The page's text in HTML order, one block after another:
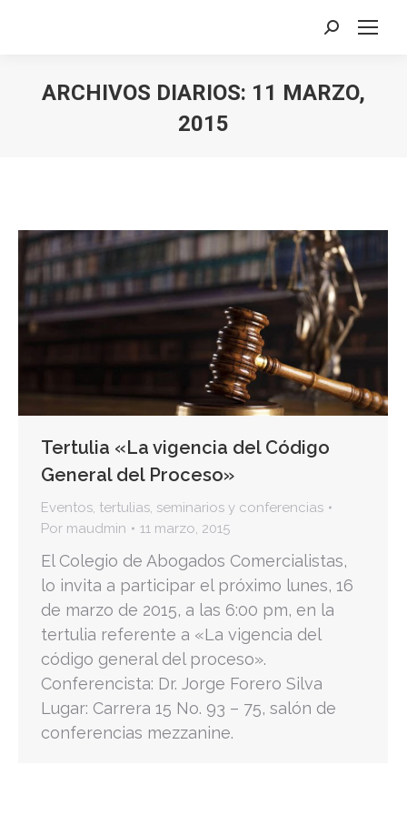
Buscar:
ARCHIVOS DIARIOS: 11 MARZO,
2015
Tertulia «La vigencia del Código
General del Proceso»
Eventos tertulias, seminarios y conferencias
Por maudmin 11 marzo, 2015
El Colegio de Abogados Comercialistas,
lo invita a participar el próximo lunes, 16
de marzo de 2015, a las 6:00 pm, en la
tertulia referente a «La vigencia del
código general del proceso».
Conferencista: Dr. Jorge Forero Silva
Lugar: Carrera 15 No. 93 – 75, salón de
conferencias mezzanine.